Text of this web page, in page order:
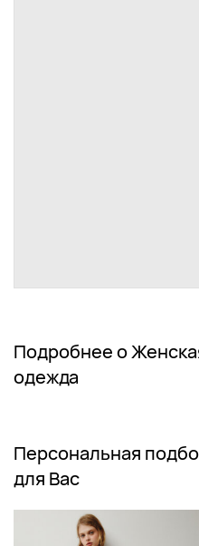
Подробнее о
одежда
Персональная
для Вас